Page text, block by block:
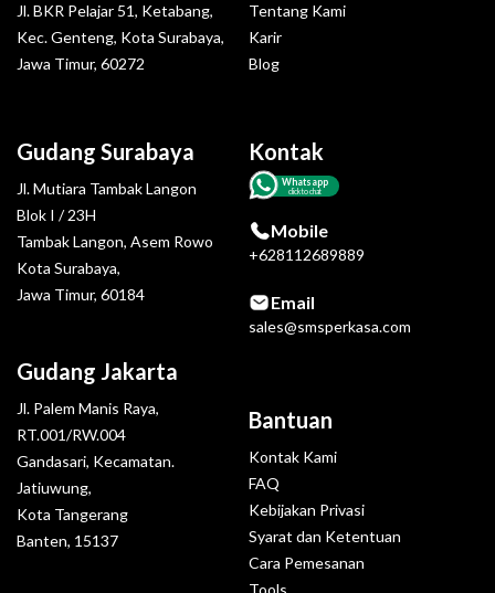
Gudang Surabaya
Jl. Mutiara Tambak Langon
Blok I / 23H
Tambak Langon, Asem Rowo
Kota Surabaya,
Jawa Timur, 60184
Gudang Jakarta
Jl. Palem Manis Raya,
RT.001/RW.004
Gandasari, Kecamatan.
Jatiuwung,
Kota Tangerang
Banten, 15137
Jl. BKR Pelajar 51, Ketabang,
Kec. Genteng, Kota Surabaya,
Jawa Timur, 60272
Kontak
Whatsapp
click to chat
Mobile
+628112689889
Email
sales@smsperkasa.com
Tentang Kami
Karir
Blog
Bantuan
Kontak Kami
FAQ
Kebijakan Privasi
Syarat dan Ketentuan
Cara Pemesanan
Tools